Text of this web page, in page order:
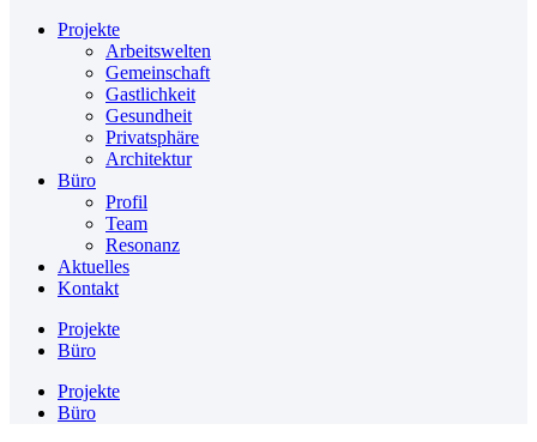
Projekte
Arbeitswelten
Gemeinschaft
Gastlichkeit
Gesundheit
Privatsphäre
Architektur
Büro
Profil
Team
Resonanz
Aktuelles
Kontakt
Projekte
Büro
Projekte
Büro